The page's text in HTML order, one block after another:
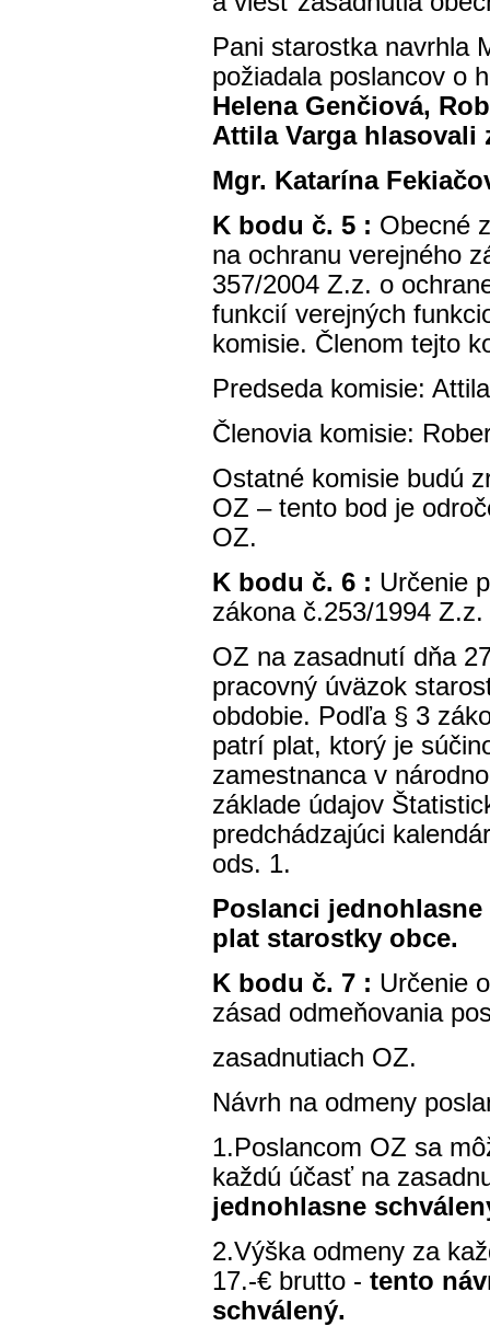
Pani starostka navrhla
požiadala poslancov o
Helena Genčiová,
Attila Varga hlasovali
Mgr. Katarína
K bodu č. 5 : Obecné
na ochranu verejného
357/2004 Z.z. o
funkcií verejných
komisie. Členom tejto
Predseda komisie:
Členovia komisie:
Ostatné komisie budú
OZ – tento bod je
OZ.
K bodu č. 6 : Určenie
zákona č.253/1994 Z.z.
OZ na zasadnutí dňa
pracovný úväzok
obdobie. Podľa § 3
patrí plat, ktorý je
zamestnanca v
základe údajov
predchádzajúci
ods. 1.
Poslanci
plat starostky obce.
K bodu č. 7 : Určenie
zásad odmeňovania
zasadnutiach OZ.
Návrh na odmeny
1.Poslancom OZ sa
každú účasť na
jednohlasne
2.Výška odmeny za
17.-€ brutto -tento
schválený.